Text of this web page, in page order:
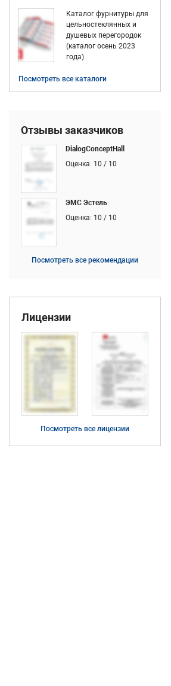
Каталог фурнитуры для
цельностеклянных и
душевых перегородок
(каталог осень 2023
года)
Посмотреть все каталоги
Отзывы заказчиков
DialogConceptHall
Оценка: 10 / 10
ЭМС Эстель
Оценка: 10 / 10
Посмотреть все рекомендации
Лицензии
Посмотреть все лицензии